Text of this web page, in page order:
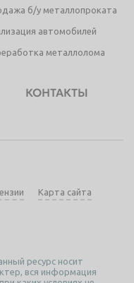
б/у металлопроката
автомобилей
металлолома
КОНТАКТЫ
Карта сайта
ресурс носит
вся информация